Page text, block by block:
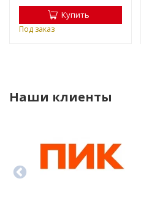
Купить
Под заказ
Наши клиенты